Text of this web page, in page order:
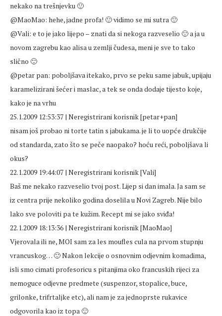
nekako na trešnjevku 🙂
@MaoMao: hehe, jadne profa! 🙂 vidimo se mi sutra 🙂
@Vali: e to je jako lijepo – znati da si nekoga razveselio 🙂 a ja u
novom zagrebu kao alisa u zemlji čudesa, meni je sve to tako
slično 🙂
@petar pan: poboljšava itekako, prvo se peku same jabuk, upijaju
karamelizirani šećer i maslac, a tek se onda dodaje tijesto koje,
kako je na vrhu
25.1.2009 12:53:37 | Neregistrirani korisnik [petar+pan]
nisam još probao ni torte tatin s jabukama. je li to uopće drukčije
od standarda, zato što se peče naopako? hoću reći, poboljšava li
okus?
22.1.2009 19:44:07 | Neregistrirani korisnik [Vali]
Baš me nekako razveselio tvoj post. Lijep si dan imala. Ja sam se
iz centra prije nekoliko godina doselila u Novi Zagreb. Nije bilo
lako sve poloviti pa te kužim. Recept mi se jako sviđa!
22.1.2009 18:13:36 | Neregistrirani korisnik [MaoMao]
Vjerovala ili ne, MOI sam za les moufles cula na prvom stupnju
vrancuskog… 🙂 Nakon lekcije o osnovnim odjevnim komadima,
isli smo cimati profesoricu s pitanjima oko francuskih rijeci za
nemoguce odjevne predmete (suspenzor, stopalice, buce,
grilonke, trifrtaljke etc), ali nam je za jednoprste rukavice
odgovorila kao iz topa 🙂